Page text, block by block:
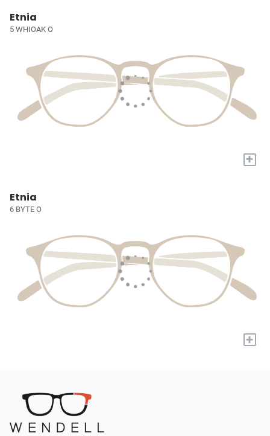
Etnia
5 WHIOAK O
+
Etnia
6 BYTE O
+